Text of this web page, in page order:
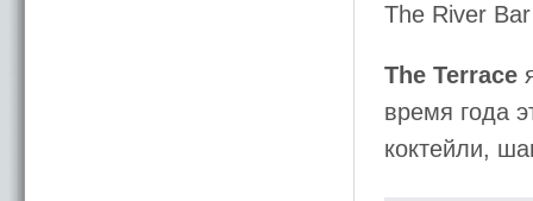
The River
The Terrace
время года
коктейли,